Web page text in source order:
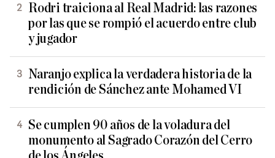
Rodri traiciona al Real Madrid: las razones
por las que se rompió el acuerdo entre club
y jugador
Naranjo explica la verdadera historia de la
rendición de Sánchez ante Mohamed VI
Se cumplen 90 años de la voladura del
monumento al Sagrado Corazón del Cerro